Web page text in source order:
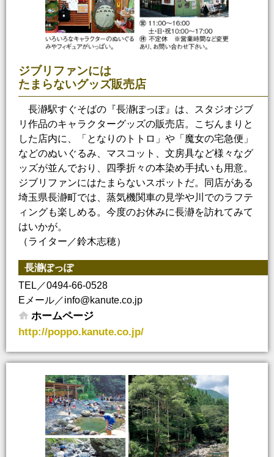
ジブリファンには
たまらないグッズ販売店
長瀞駅すぐそばの『長瀞ぽっぽ』は、スタジオジブ
リ作品のキャラクターグッズの販売店。こぢんまりと
した店内に、「となりのトトロ」や「魔女の宅急便」
などのぬいぐるみ、マスコット、文房具など様々なグ
ッズが並んでおり、四季折々の本染め手拭いも用意。
ジブリファンにはたまらないスポットだ。同店がある
埼玉県長瀞町では、蒸気機関車の見学や川でのラフテ
ィングも楽しめる。今度のお休みに長瀞を訪れてみて
はいかが。
（ライター／鈴木志穂）
長瀞ぽっぽ
TEL／0494-66-0528
Eメール／info@kanute.co.jp
ホームページ
http://poppo.kanute.co.jp/